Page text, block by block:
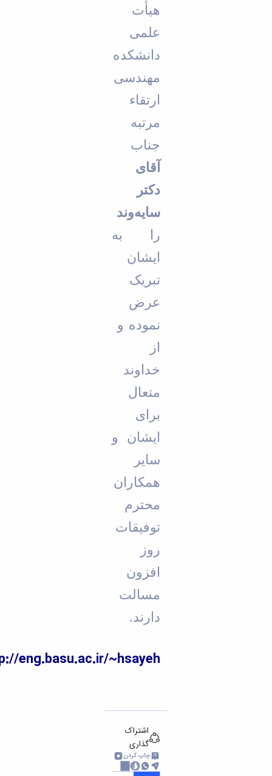
ت
علمی
دانشکده
مهندسی
ارتقاء
مرتبه
جناب
آقای
دکتر
سایه‌وند
را به
ایشان
تبریک
عرض
نموده و
خداوند
متعال
برای
ایشان و
سایر
همکاران
محترم
توفیقات
افزون
الت
دارند.
http://eng.basu.ac.ir/~hsayeh
اشتراک
گذاری
چاپ کردن